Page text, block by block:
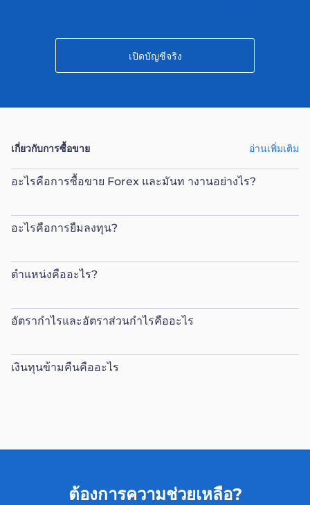
เปิดบัญชีจริง
เกี่ยวกับการซื้อขาย อ่านเพิ่มเติม
อะไรคือการซื้อขาย Forex และมันท างานอย่างไร?
อะไรคือการยืมลงทุน?
ตำแหน่งคืออะไร?
อัตรากำไรและอัตราส่วนกำไรคืออะไร
เงินทุนข้ามคืนคืออะไร
ต้องการความช่วยเหลือ?